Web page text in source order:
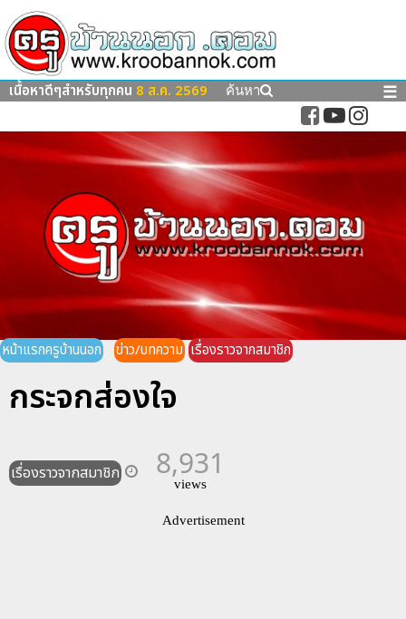
เนื้อหาดีๆสำหรับทุกคน 8 ส.ค. 2569 ค้นหา ☰
หน้าแรกครูบ้านนอก ข่าว/บทความ เรื่องราวจากสมาชิก
กระจกส่องใจ
เรื่องราวจากสมาชิก 8,931
views
Advertisement